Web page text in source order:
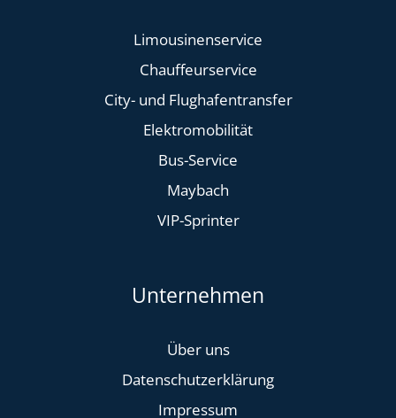
Limousinenservice
Chauffeurservice
City- und Flughafentransfer
Elektromobilität
Bus-Service
Maybach
VIP-Sprinter
Unternehmen
Über uns
Datenschutzerklärung
Impressum